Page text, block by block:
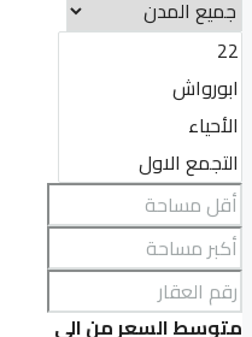
متوسط السعرمنالى